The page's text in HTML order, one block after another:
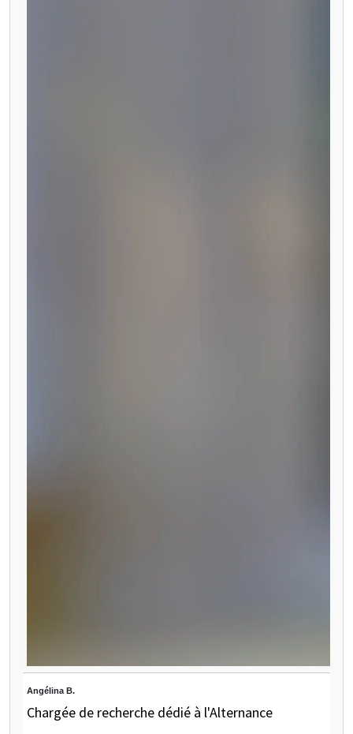
Angélina B.
Chargée de recherche dédié à l'Alternance